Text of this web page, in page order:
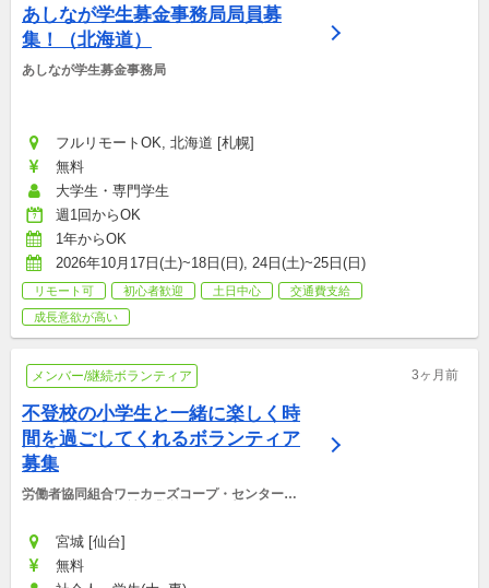
あしなが学生募金事務局局員募
集！（北海道）
あしなが学生募金事務局
フルリモートOK, 北海道 [札幌]
無料
大学生・専門学生
週1回からOK
1年からOK
2026年10月17日(土)~18日(日), 24日(土)~25日(日)
リモート可 初心者歓迎 土日中心
交通費支給
成長意欲が高い
メンバー/継続ボランティア 3ヶ月前
不登校の小学生と一緒に楽しく時
間を過ごしてくれるボランティア
募集
労働者協同組合ワーカーズコープ・センター事
宮城 [仙台]
無料